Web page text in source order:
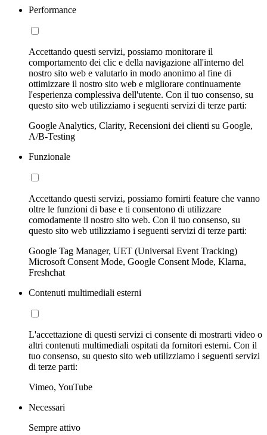
Performance
Accettando questi servizi, possiamo monitorare il
comportamento dei clic e della navigazione all'interno del
nostro sito web e valutarlo in modo anonimo al fine di
ottimizzare il nostro sito web e migliorare continuamente
l'esperienza complessiva dell'utente. Con il tuo consenso, su
questo sito web utilizziamo i seguenti servizi di terze parti:
Google Analytics, Clarity, Recensioni dei clienti su Google,
A/B-Testing
Funzionale
Accettando questi servizi, possiamo fornirti feature che vanno
oltre le funzioni di base e ti consentono di utilizzare
comodamente il nostro sito web. Con il tuo consenso, su
questo sito web utilizziamo i seguenti servizi di terze parti:
Google Tag Manager, UET (Universal Event Tracking)
Microsoft Consent Mode, Google Consent Mode, Klarna,
Freshchat
Contenuti multimediali esterni
L'accettazione di questi servizi ci consente di mostrarti video o
altri contenuti multimediali ospitati da fornitori esterni. Con il
tuo consenso, su questo sito web utilizziamo i seguenti servizi
di terze parti:
Vimeo, YouTube
Necessari
Sempre attivo